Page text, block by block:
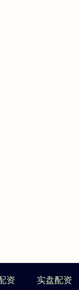
资 实盘配资